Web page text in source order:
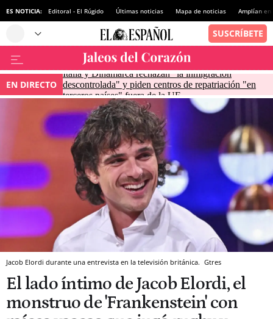
ES NOTICIA: Editoral - El Rúgido Últimas noticias Mapa de noticias Amplían
EN DIRECTO
Italia y Dinamarca rechazan "la inmigración
descontrolada" y piden centros de repatriación "en
terceros países" fuera de la UE
Jacob Elordi durante una entrevista en la televisión británica. Gtres
El lado íntimo de Jacob Elordi, el
monstruo de 'Frankenstein' con